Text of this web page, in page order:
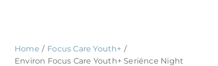
Tarieven
Home
Focus Care Youth+
Environ Focus Care Youth+ Seriénce Night